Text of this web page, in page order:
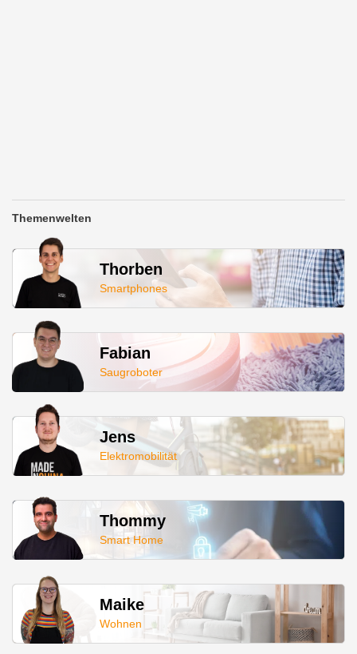
Themenwelten
Thorben
Smartphones
Fabian
Saugroboter
Jens
Elektromobilität
Thommy
Smart Home
Maike
Wohnen